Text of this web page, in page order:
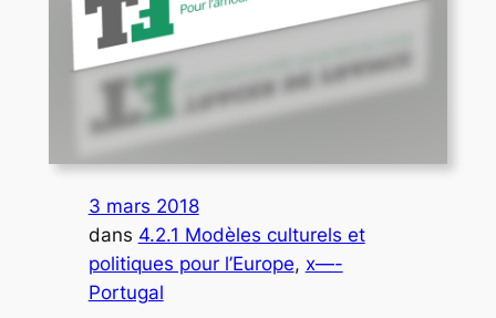
3 mars 2018
dans 4.2.1 Modèles culturels et
politiques pour l’Europe, x—-
Portugal